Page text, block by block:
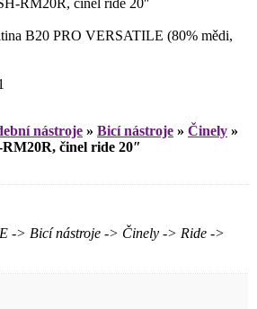
B20 PRO VERSATILE (80% mědi,
nástroje » Bicí nástroje » Činely »
RM20R, činel ride 20″
-> Bicí nástroje -> Činely -> Ride ->